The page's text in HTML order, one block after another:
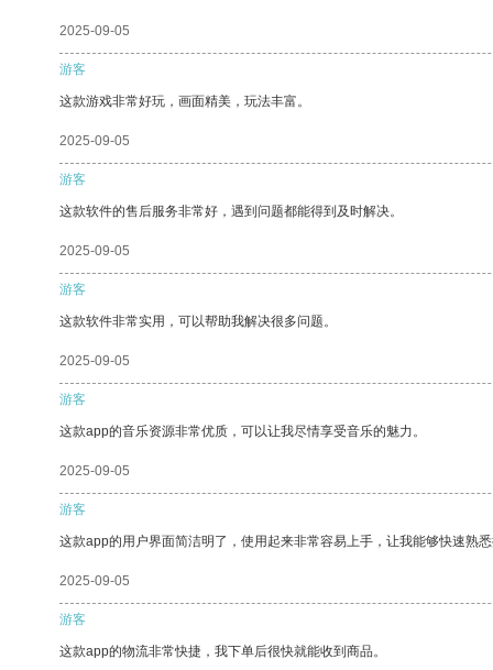
2025-09-05
游客
这款游戏非常好玩，画面精美，玩法丰富。
2025-09-05
游客
这款软件的售后服务非常好，遇到问题都能得到及时解决。
2025-09-05
游客
这款软件非常实用，可以帮助我解决很多问题。
2025-09-05
游客
这款app的音乐资源非常优质，可以让我尽情享受音乐的魅力。
2025-09-05
游客
这款app的用户界面简洁明了，使用起来非常容易上手，让我能够快速熟
2025-09-05
游客
这款app的物流非常快捷，我下单后很快就能收到商品。